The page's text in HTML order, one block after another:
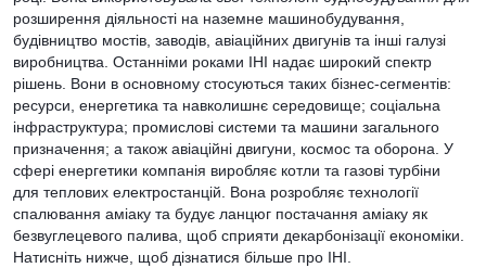
розширення діяльності на наземне машинобудування,
будівництво мостів, заводів, авіаційних двигунів та інші галузі
виробництва. Останніми роками IHI надає широкий спектр
рішень. Вони в основному стосуються таких бізнес-сегментів:
ресурси, енергетика та навколишнє середовище; соціальна
інфраструктура; промислові системи та машини загального
призначення; а також авіаційні двигуни, космос та оборона. У
сфері енергетики компанія виробляє котли та газові турбіни
для теплових електростанцій. Вона розробляє технології
спалювання аміаку та будує ланцюг постачання аміаку як
безвуглецевого палива, щоб сприяти декарбонізації економіки.
Натисніть нижче, щоб дізнатися більше про IHI.